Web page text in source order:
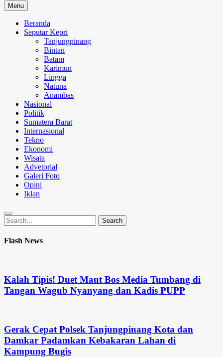
sempadanpos.com
Menyampaikan Berita Dengan Analisa
Menu
Beranda
Seputar Kepri
Tanjungpinang
Bintan
Batam
Karimun
Lingga
Natuna
Anambas
Nasional
Politik
Sumatera Barat
Internasional
Tekno
Ekonomi
Wisata
Advetorial
Galeri Foto
Opini
Iklan
Search
for:
Search
Flash News
Kalah Tipis! Duet Maut Bos Media Tumbang di
Tangan Wagub Nyanyang dan Kadis PUPP
Gerak Cepat Polsek Tanjungpinang Kota dan
Damkar Padamkan Kebakaran Lahan di
Kampung Bugis